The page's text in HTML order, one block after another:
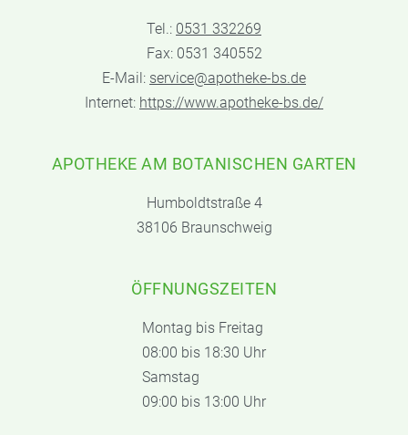
Tel.: 0531 332269
Fax: 0531 340552
E-Mail: service@apotheke-bs.de
Internet: https://www.apotheke-bs.de/
APOTHEKE AM BOTANISCHEN GARTEN
Humboldtstraße 4
38106 Braunschweig
ÖFFNUNGSZEITEN
Montag bis Freitag
08:00 bis 18:30 Uhr
Samstag
09:00 bis 13:00 Uhr